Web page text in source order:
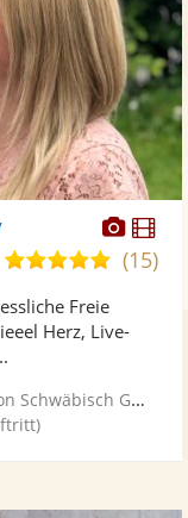
5,0(15)
Freie
Herz, Live-
Gmünd